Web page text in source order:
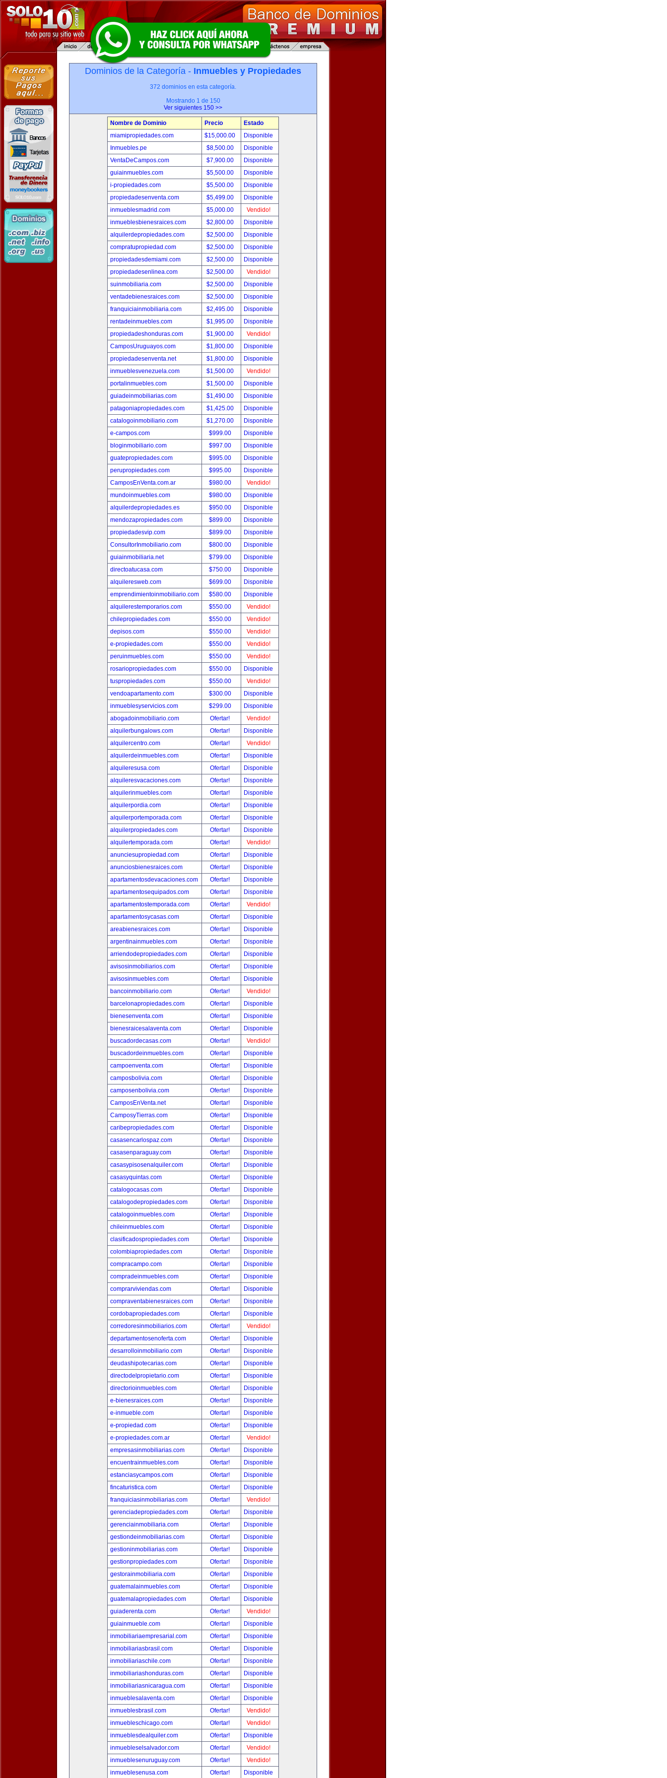
Dominios de la Categoría - Inmuebles y Propiedades
372 dominios en esta categoría.
Mostrando 1 de 150
Ver siguientes 150 >>
Nombre de Dominio Precio
Estado
miamipropiedades.com
$15,000.00
Disponible
Inmuebles.pe
$8,500.00
Disponible
VentaDeCampos.com
$7,900.00
Disponible
guiainmuebles.com
$5,500.00
Disponible
i-propiedades.com
$5,500.00
Disponible
propiedadesenventa.com
$5,499.00
Disponible
inmueblesmadrid.com
$5,000.00
Vendido!
inmueblesbienesraices.com
$2,800.00
Disponible
alquilerdepropiedades.com
$2,500.00
Disponible
compratupropiedad.com
$2,500.00
Disponible
propiedadesdemiami.com
$2,500.00
Disponible
propiedadesenlinea.com
$2,500.00
Vendido!
suinmobiliaria.com
$2,500.00
Disponible
ventadebienesraices.com
$2,500.00
Disponible
franquiciainmobiliaria.com
$2,495.00
Disponible
rentadeinmuebles.com
$1,995.00
Disponible
propiedadeshonduras.com
$1,900.00
Vendido!
CamposUruguayos.com
$1,800.00
Disponible
propiedadesenventa.net
$1,800.00
Disponible
inmueblesvenezuela.com
$1,500.00
Vendido!
portalinmuebles.com
$1,500.00
Disponible
guiadeinmobiliarias.com
$1,490.00
Disponible
patagoniapropiedades.com
$1,425.00
Disponible
catalogoinmobiliario.com
$1,270.00
Disponible
e-campos.com
$999.00
Disponible
bloginmobiliario.com
$997.00
Disponible
guatepropiedades.com
$995.00
Disponible
perupropiedades.com
$995.00
Disponible
CamposEnVenta.com.ar
$980.00
Vendido!
mundoinmuebles.com
$980.00
Disponible
alquilerdepropiedades.es
$950.00
Disponible
mendozapropiedades.com
$899.00
Disponible
propiedadesvip.com
$899.00
Disponible
ConsultorInmobiliario.com
$800.00
Disponible
guiainmobiliaria.net
$799.00
Disponible
directoatucasa.com
$750.00
Disponible
alquileresweb.com
$699.00
Disponible
emprendimientoinmobiliario.com
$580.00
Disponible
alquilerestemporarios.com
$550.00
Vendido!
chilepropiedades.com
$550.00
Vendido!
depisos.com
$550.00
Vendido!
e-propiedades.com
$550.00
Vendido!
peruinmuebles.com
$550.00
Vendido!
rosariopropiedades.com
$550.00
Disponible
tuspropiedades.com
$550.00
Vendido!
vendoapartamento.com
$300.00
Disponible
inmueblesyservicios.com
$299.00
Disponible
abogadoinmobiliario.com
Ofertar!
Vendido!
alquilerbungalows.com
Ofertar!
Disponible
alquilercentro.com
Ofertar!
Vendido!
alquilerdeinmuebles.com
Ofertar!
Disponible
alquileresusa.com
Ofertar!
Disponible
alquileresvacaciones.com
Ofertar!
Disponible
alquilerinmuebles.com
Ofertar!
Disponible
alquilerpordia.com
Ofertar!
Disponible
alquilerportemporada.com
Ofertar!
Disponible
alquilerpropiedades.com
Ofertar!
Disponible
alquilertemporada.com
Ofertar!
Vendido!
anunciesupropiedad.com
Ofertar!
Disponible
anunciosbienesraices.com
Ofertar!
Disponible
apartamentosdevacaciones.com
Ofertar!
Disponible
apartamentosequipados.com
Ofertar!
Disponible
apartamentostemporada.com
Ofertar!
Vendido!
apartamentosycasas.com
Ofertar!
Disponible
areabienesraices.com
Ofertar!
Disponible
argentinainmuebles.com
Ofertar!
Disponible
arriendodepropiedades.com
Ofertar!
Disponible
avisosinmobiliarios.com
Ofertar!
Disponible
avisosinmuebles.com
Ofertar!
Disponible
bancoinmobiliario.com
Ofertar!
Vendido!
barcelonapropiedades.com
Ofertar!
Disponible
bienesenventa.com
Ofertar!
Disponible
bienesraicesalaventa.com
Ofertar!
Disponible
buscadordecasas.com
Ofertar!
Vendido!
buscadordeinmuebles.com
Ofertar!
Disponible
campoenventa.com
Ofertar!
Disponible
camposbolivia.com
Ofertar!
Disponible
camposenbolivia.com
Ofertar!
Disponible
CamposEnVenta.net
Ofertar!
Disponible
CamposyTierras.com
Ofertar!
Disponible
caribepropiedades.com
Ofertar!
Disponible
casasencarlospaz.com
Ofertar!
Disponible
casasenparaguay.com
Ofertar!
Disponible
casasypisosenalquiler.com
Ofertar!
Disponible
casasyquintas.com
Ofertar!
Disponible
catalogocasas.com
Ofertar!
Disponible
catalogodepropiedades.com
Ofertar!
Disponible
catalogoinmuebles.com
Ofertar!
Disponible
chileinmuebles.com
Ofertar!
Disponible
clasificadospropiedades.com
Ofertar!
Disponible
colombiapropiedades.com
Ofertar!
Disponible
compracampo.com
Ofertar!
Disponible
compradeinmuebles.com
Ofertar!
Disponible
comprarviviendas.com
Ofertar!
Disponible
compraventabienesraices.com
Ofertar!
Disponible
cordobapropiedades.com
Ofertar!
Disponible
corredoresinmobiliarios.com
Ofertar!
Vendido!
departamentosenoferta.com
Ofertar!
Disponible
desarrolloinmobiliario.com
Ofertar!
Disponible
deudashipotecarias.com
Ofertar!
Disponible
directodelpropietario.com
Ofertar!
Disponible
directorioinmuebles.com
Ofertar!
Disponible
e-bienesraices.com
Ofertar!
Disponible
e-inmueble.com
Ofertar!
Disponible
e-propiedad.com
Ofertar!
Disponible
e-propiedades.com.ar
Ofertar!
Vendido!
empresasinmobiliarias.com
Ofertar!
Disponible
encuentrainmuebles.com
Ofertar!
Disponible
estanciasycampos.com
Ofertar!
Disponible
fincaturistica.com
Ofertar!
Disponible
franquiciasinmobiliarias.com
Ofertar!
Vendido!
gerenciadepropiedades.com
Ofertar!
Disponible
gerenciainmobiliaria.com
Ofertar!
Disponible
gestiondeinmobiliarias.com
Ofertar!
Disponible
gestioninmobiliarias.com
Ofertar!
Disponible
gestionpropiedades.com
Ofertar!
Disponible
gestorainmobiliaria.com
Ofertar!
Disponible
guatemalainmuebles.com
Ofertar!
Disponible
guatemalapropiedades.com
Ofertar!
Disponible
guiaderenta.com
Ofertar!
Vendido!
guiainmueble.com
Ofertar!
Disponible
inmobiliariaempresarial.com
Ofertar!
Disponible
inmobiliariasbrasil.com
Ofertar!
Disponible
inmobiliariaschile.com
Ofertar!
Disponible
inmobiliariashonduras.com
Ofertar!
Disponible
inmobiliariasnicaragua.com
Ofertar!
Disponible
inmueblesalaventa.com
Ofertar!
Disponible
inmueblesbrasil.com
Ofertar!
Vendido!
inmuebleschicago.com
Ofertar!
Vendido!
inmueblesdealquiler.com
Ofertar!
Disponible
inmuebleselsalvador.com
Ofertar!
Vendido!
inmueblesenuruguay.com
Ofertar!
Vendido!
inmueblesenusa.com
Ofertar! Disponible